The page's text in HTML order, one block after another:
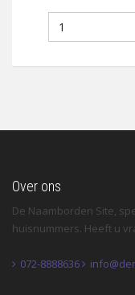
Over ons
De Naamborden Site,
huisnummers. Heeft u
072-8888636